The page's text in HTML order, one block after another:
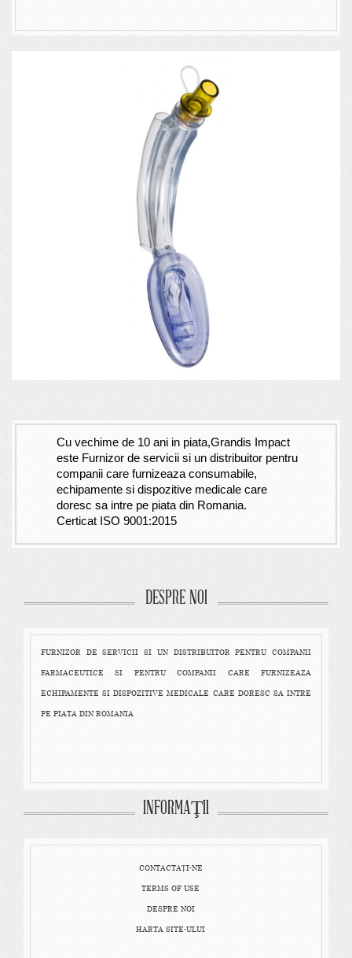
Cu vechime de 10 ani in piata,Grandis Impact
este Furnizor de servicii si un distribuitor pentru
companii care furnizeaza consumabile,
echipamente si dispozitive medicale care
doresc sa intre pe piata din Romania.
Certicat ISO 9001:2015
DESPRE NOI
FURNIZOR DE SERVICII SI UN DISTRIBUITOR PENTRU COMPANII
FARMACEUTICE SI PENTRU COMPANII CARE FURNIZEAZA
ECHIPAMENTE SI DISPOZITIVE MEDICALE CARE DORESC SA INTRE
PE PIATA DIN ROMANIA
INFORMAŢII
CONTACTAȚI-NE
TERMS OF USE
DESPRE NOI
HARTA SITE-ULUI